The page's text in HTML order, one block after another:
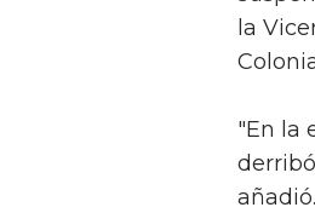
la
"En la
añadió.